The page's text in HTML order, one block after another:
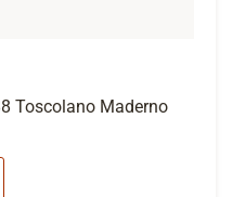
Toscolano Maderno